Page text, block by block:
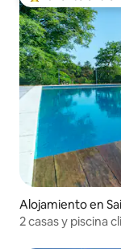
Favorito entre
Alojamiento en
2 casas y piscina